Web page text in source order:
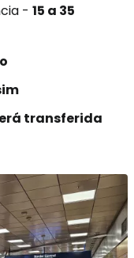
- 15 a 35
transferida